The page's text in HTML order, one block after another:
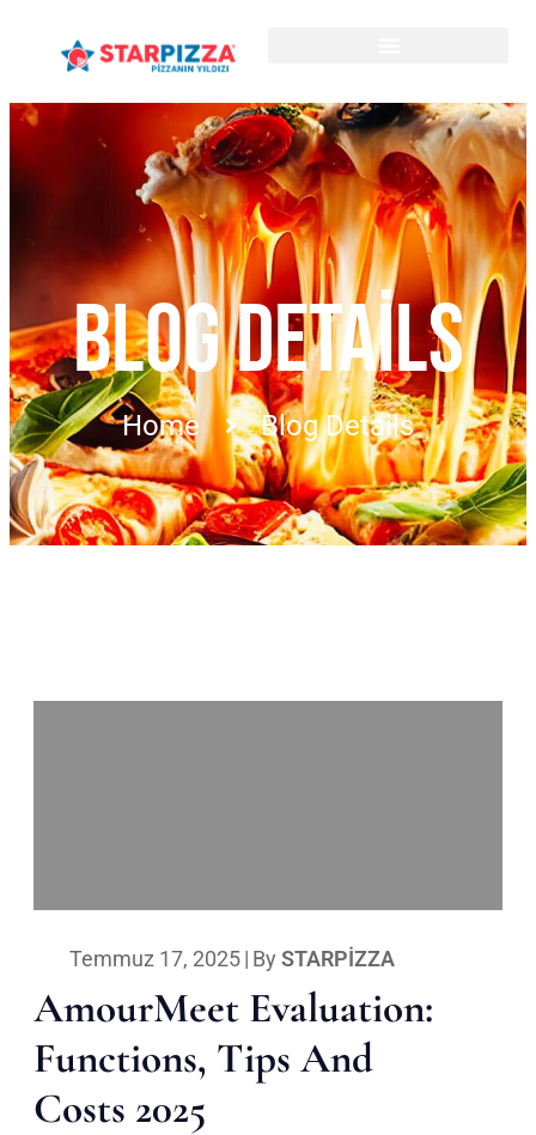
BLOG DETAILS
Home Blog Details
Temmuz 17, 2025| By STARPIZZA
AmourMeet Evaluation:
Functions, Tips And
Costs 2025